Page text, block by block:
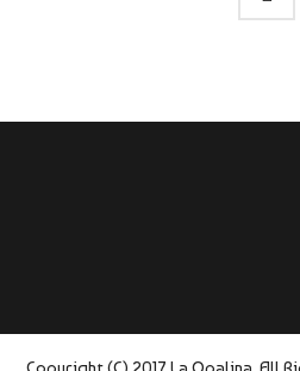
Copyright (C) 2017 La Opalina. All